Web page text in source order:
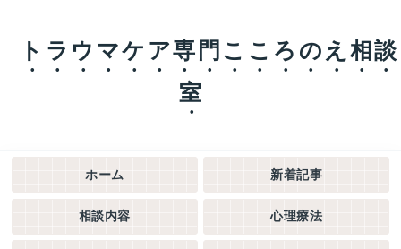
トラウマケア専門こころのえ相談
室
ホーム 新着記事
相談内容 心理療法